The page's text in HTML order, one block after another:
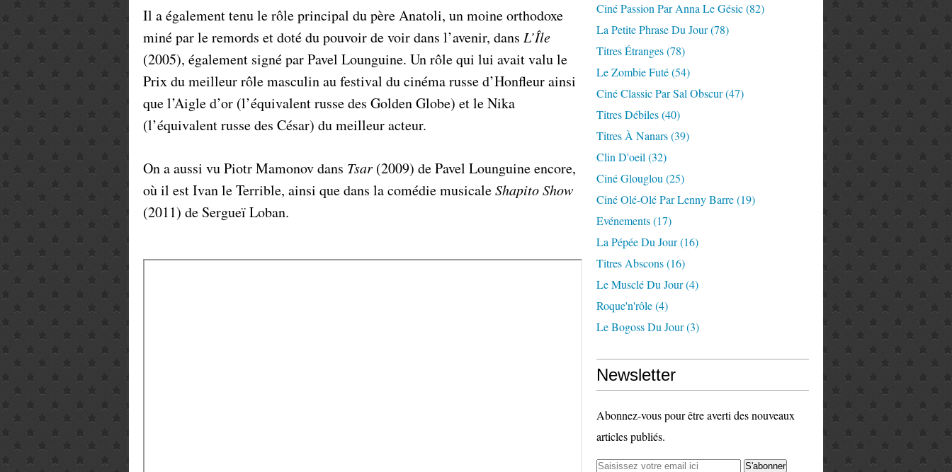
Il a également tenu le rôle principal du père Anatoli, un moine orthodoxe
miné par le remords et doté du pouvoir de voir dans l’avenir, dans L’Île
(2005), également signé par Pavel Lounguine. Un rôle qui lui avait valu le
Prix du meilleur rôle masculin au festival du cinéma russe d’Honfleur ainsi
que l’Aigle d’or (l’équivalent russe des Golden Globe) et le Nika
(l’équivalent russe des César) du meilleur acteur.
On a aussi vu Piotr Mamonov dans Tsar (2009) de Pavel Lounguine encore,
où il est Ivan le Terrible, ainsi que dans la comédie musicaleShapito Show
(2011) de Sergueï Loban.
Ciné Passion Par Anna Le Gésic(82)
La Petite Phrase Du Jour(78)
Titres Étranges(78)
Le Zombie Futé(54)
Ciné Classic Par Sal Obscur(47)
Titres Débiles(40)
Titres À Nanars(39)
Clin D'oeil (32)
Ciné Glouglou (25)
Ciné Olé-Olé Par Lenny Barre(19)
Evénements(17)
La Pépée Du Jour(16)
Titres Abscons(16)
Le Musclé Du Jour(4)
Roque'n'rôle(4)
Le Bogoss Du Jour(3)
Newsletter
Abonnez-vous pour être averti des nouveaux
articles publiés.